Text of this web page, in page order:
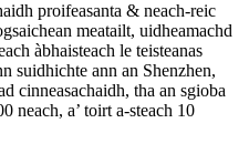
proifeasanta & neach-reic
meatailt, uidheamachd
àbhaisteach le teisteanas
suidhichte ann an Shenzhen,
cinneasachaidh, tha an sgioba
neach, a’ toirt a-steach 10